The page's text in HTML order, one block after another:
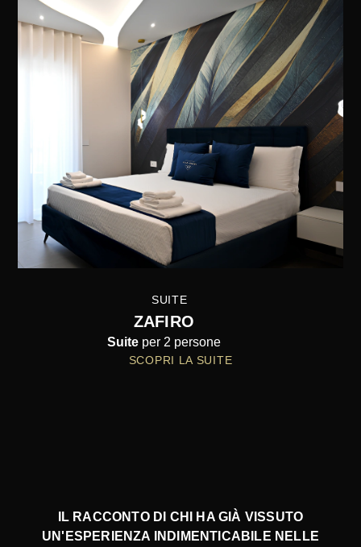
Luxury Luxury Luxury Luxury Luxury Luxury
SUITE
ZAFIRO
Suiteper 2 persone
SCOPRI LA SUITE
IL RACCONTO DI CHI HA GIÀ VISSUTO
UN'ESPERIENZA INDIMENTICABILE NELLE